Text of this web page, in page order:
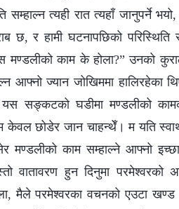
त्यही रात त्यहाँ जानुपर्ने
र हामी घटनापछिको परिस्थिति
मण्डलीको काम के होला?” उनको
आफ्नो ज्यान जोखिममा हालिरहेका
सङ्कटको घडीमा मण्डलीको
केवल छोडेर जान चाहन्थेँ। म यति
मण्डलीको काम सम्हाल्ने आफ्नो
वातावरण हुन दिनुमा
मैले परमेश्‍वरका वचनको एउटा